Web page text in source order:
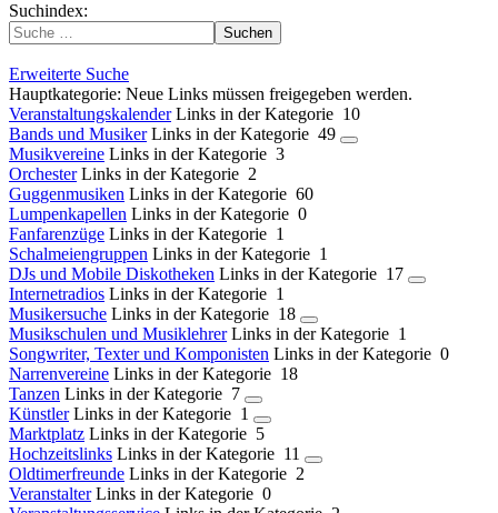
Suchindex:
Suchen
Erweiterte Suche
Hauptkategorie: Neue Links müssen freigegeben werden.
Veranstaltungskalender Links in der Kategorie 10
Bands und Musiker Links in der Kategorie 49
Musikvereine Links in der Kategorie 3
Orchester Links in der Kategorie 2
Guggenmusiken Links in der Kategorie 60
Lumpenkapellen Links in der Kategorie 0
Fanfarenzüge Links in der Kategorie 1
Schalmeiengruppen Links in der Kategorie 1
DJs und Mobile Diskotheken Links in der Kategorie 17
Internetradios Links in der Kategorie 1
Musikersuche Links in der Kategorie 18
Musikschulen und Musiklehrer Links in der Kategorie 1
Songwriter, Texter und Komponisten Links in der Kategorie 0
Narrenvereine Links in der Kategorie 18
Tanzen Links in der Kategorie 7
Künstler Links in der Kategorie 1
Marktplatz Links in der Kategorie 5
Hochzeitslinks Links in der Kategorie 11
Oldtimerfreunde Links in der Kategorie 2
Veranstalter Links in der Kategorie 0